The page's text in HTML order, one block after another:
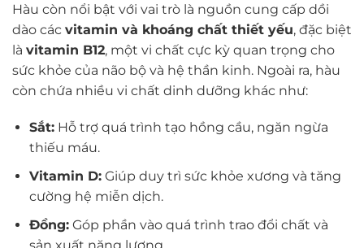
Hàu còn nổi bật với vai trò là nguồn cung cấp dồi
dào các vitamin và khoáng chất thiết yếu, đặc biệt
là vitamin B12, một vi chất cực kỳ quan trọng cho
sức khỏe của não bộ và hệ thần kinh. Ngoài ra, hàu
còn chứa nhiều vi chất dinh dưỡng khác như:
Sắt:Hỗ trợ quá trình tạo hồng cầu, ngăn ngừa
thiếu máu.
Vitamin D:Giúp duy trì sức khỏe xương và tăng
cường hệ miễn dịch.
Đồng:Góp phần vào quá trình trao đổi chất và
sản xuất năng lượng.